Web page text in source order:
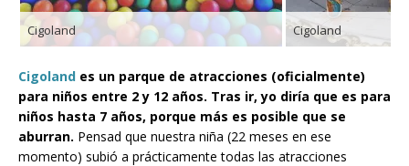
Cigoland Cigoland
Cigoland es un parque de atracciones (oficialmente)
para niños entre 2 y 12 años. Tras ir, yo diría que es para
niños hasta 7 años, porque más es posible que se
aburran. Pensad que nuestra niña (22 meses en ese
momento) subió a prácticamente todas las atracciones